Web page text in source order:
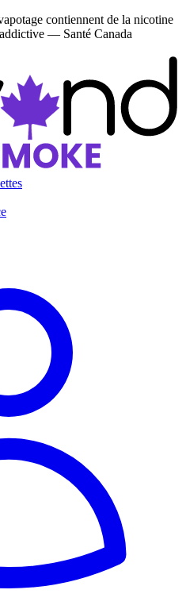
contiennent de la nicotine
— Santé Canada